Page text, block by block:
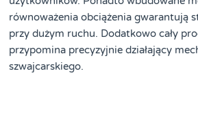
równoważenia obciążenia gwarantują
przy dużym ruchu. Dodatkowo cały
przypomina precyzyjnie działający
szwajcarskiego.